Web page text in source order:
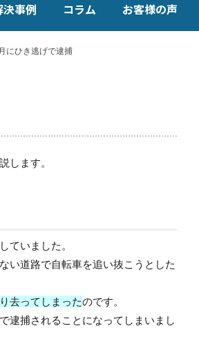
決事例 コラム お客様の声
にひき逃げで逮捕
します。
ていました。
い道路で自転車を追い抜こうとした
去ってしまったのです。
逮捕されることになってしまいまし